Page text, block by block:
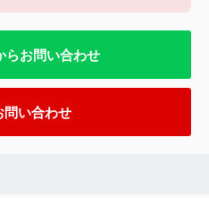
らお問い合わせ
問い合わせ